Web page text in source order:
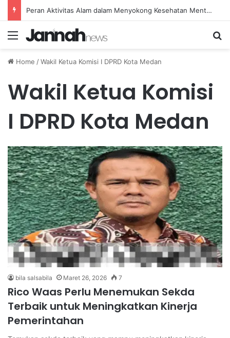
Peran Aktivitas Alam dalam Menyokong Kesehatan Mental dan Menenangkan Pikiran di Masa Sulit
Menu
Home /Wakil Ketua Komisi I DPRD Kota Medan
Wakil Ketua Komisi
I DPRD Kota Medan
bila salsabila Maret 26, 2026 7
Rico Waas Perlu Menemukan Sekda
Terbaik untuk Meningkatkan Kinerja
Pemerintahan